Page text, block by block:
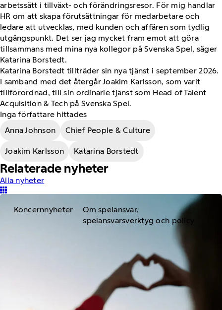
arbetssätt i tillväxt- och förändringsresor. För mig handlar
HR om att skapa förutsättningar för medarbetare och
ledare att utvecklas, med kunden och affären som tydlig
utgångspunkt. Det ser jag mycket fram emot att göra
tillsammans med mina nya kollegor på Svenska Spel, säger
Katarina Borstedt.
Katarina Borstedt tillträder sin nya tjänst i september 2026.
I samband med det återgår Joakim Karlsson, som varit
tillförordnad, till sin ordinarie tjänst som Head of Talent
Acquisition & Tech på Svenska Spel.
Inga författare hittades
Anna Johnson
Chief People & Culture
Joakim Karlsson Katarina Borstedt
Relaterade nyheter
Alla nyheter
Koncernnyheter
Om spelansvar,
spelansvarsverktyg och policy